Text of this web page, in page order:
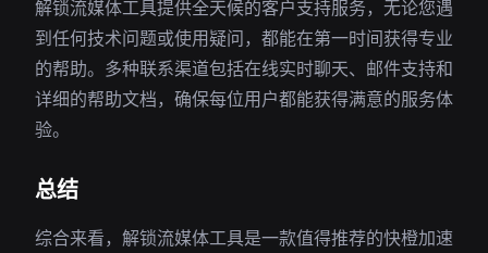
解锁流媒体工具提供全天候的客户支持服务，无论您遇
到任何技术问题或使用疑问，都能在第一时间获得专业
的帮助。多种联系渠道包括在线实时聊天、邮件支持和
详细的帮助文档，确保每位用户都能获得满意的服务体
验。
总结
综合来看，解锁流媒体工具是一款值得推荐的快橙加速